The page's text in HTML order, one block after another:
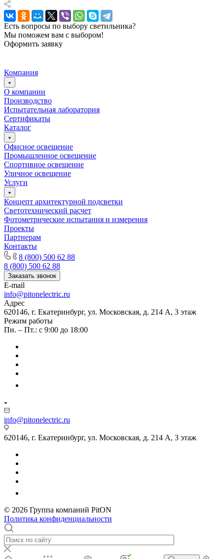
Есть вопросы по выбору светильника?
Мы поможем вам с выбором!
Оформить заявку
Компания
О компании
Производство
Испытательная лаборатория
Сертификаты
Каталог
Офисное освещение
Промышленное освещение
Спортивное освещение
Уличное освещение
Услуги
Концепт архитектурной подсветки
Светотехнический расчет
Фотометрические испытания и измерения
Проекты
Партнерам
Контакты
8 (800) 500 62 88
8 (800) 500 62 88
Заказать звонок
E-mail
info@pitonelectric.ru
Адрес
620146, г. Екатеринбург, ул. Московская, д. 214 А, 3 этаж
Режим работы
Пн. – Пт.: с 9:00 до 18:00
info@pitonelectric.ru
620146, г. Екатеринбург, ул. Московская, д. 214 А, 3 этаж
© 2026 Группа компаний PitON
Политика конфиденциальности